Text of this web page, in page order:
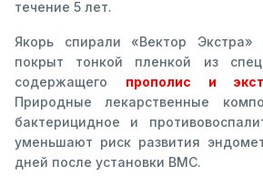
течение 5 лет.
Якорь спирали «Вектор Экстра»
покрыт тонкой пленкой из
содержащего прополис и
Природные лекарственные
бактерицидное и
уменьшают риск развития
дней после установки ВМС.